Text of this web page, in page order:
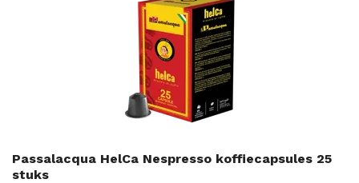
Passalacqua HelCa Nespresso koffiecapsules 25
stuks